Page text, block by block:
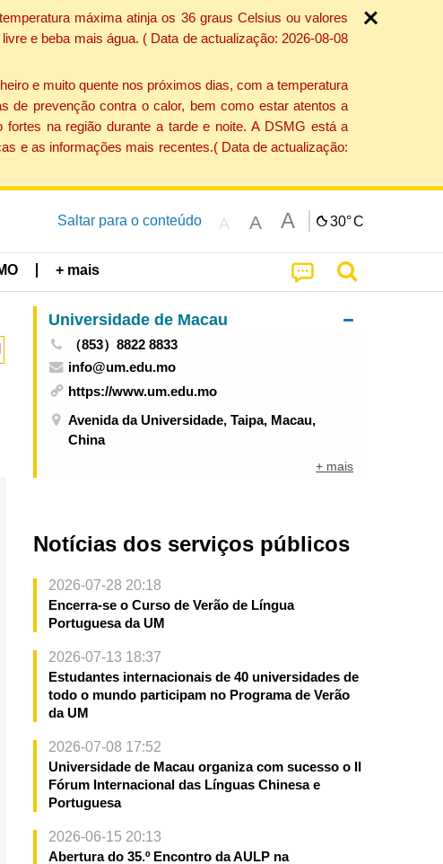
máxima atinja os 36 graus Celsius ou valores
e beba mais água. ( Data de actualização: 2026-08-08
e muito quente nos próximos dias, com a temperatura
de prevenção contra o calor, bem como estar atentos a
na região durante a tarde e noite. A DSMG está a
e as informações mais recentes.( Data de actualização:
Saltar para o conteúdo A A A 30°C
+ mais
Universidade de Macau
（853）8822 8833
info@um.edu.mo
https://www.um.edu.mo
Avenida da Universidade, Taipa, Macau,
China
+ mais
Notícias dos serviços públicos
2026-07-28 20:18
Encerra-se o Curso de Verão de Língua
Portuguesa da UM
2026-07-13 18:37
Estudantes internacionais de 40 universidades de
todo o mundo participam no Programa de Verão
da UM
2026-07-08 17:52
Universidade de Macau organiza com sucesso o II
Fórum Internacional das Línguas Chinesa e
Portuguesa
2026-06-15 20:13
Abertura do 35.º Encontro da AULP na